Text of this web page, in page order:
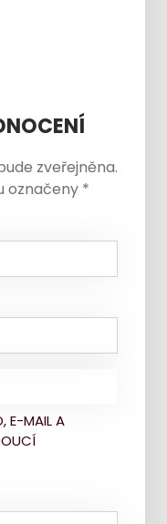
zveřejněna.
označeny *
E-MAIL A